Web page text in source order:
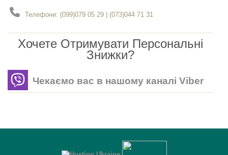
Телефони: (099)079 05 29 | (073)044 71 31
Хочете Отримувати Персональні
Знижки?
Чекаємо вас в нашому каналі Viber